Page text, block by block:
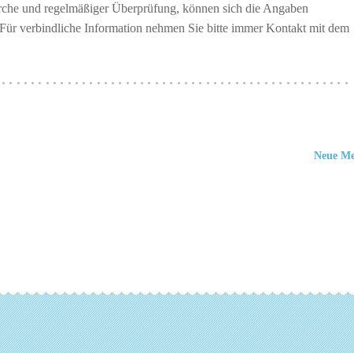
und regelmäßiger Überprüfung, können sich die Angaben
verbindliche Information nehmen Sie bitte immer Kontakt mit dem
Neue